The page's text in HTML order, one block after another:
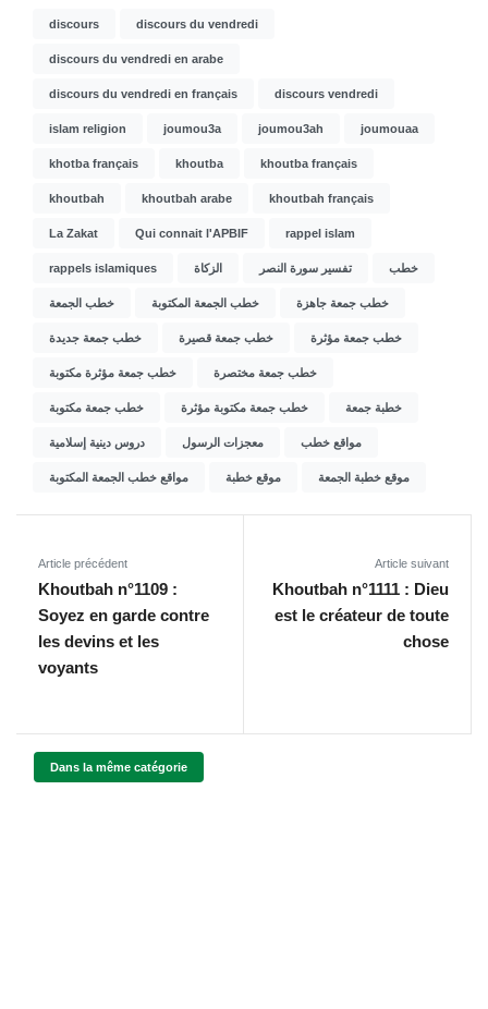
discours discours du vendredi
discours du vendredi en arabe
discours du vendredi en français discours vendredi
islam religion joumou3a joumou3ah joumouaa
khotba français khoutba khoutba français
khoutbah khoutbah arabe khoutbah français
La Zakat Qui connait l'APBIF rappel islam
rappels islamiques الزكاة تفسير سورة النصر خطب
خطب الجمعة خطب الجمعة المكتوبة خطب جمعة جاهزة
خطب جمعة جديدة خطب جمعة قصيرة خطب جمعة مؤثرة
خطب جمعة مؤثرة مكتوبة خطب جمعة مختصرة
خطب جمعة مكتوبة خطب جمعة مكتوبة مؤثرة خطبة جمعة
دروس دينية إسلامية معجزات الرسول مواقع خطب
مواقع خطب الجمعة المكتوبة موقع خطبة موقع خطبة الجمعة
Article précédent
Khoutbah n°1109 :
Soyez en garde contre
les devins et les
voyants
Article suivant
Khoutbah n°1111 : Dieu
est le créateur de toute
chose
Dans la même catégorie